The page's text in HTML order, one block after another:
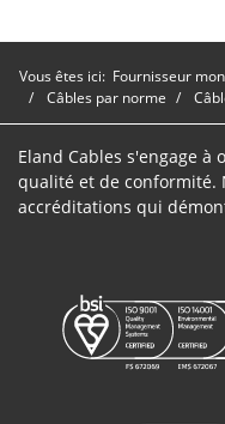
Vous êtes ici: Fournisseur
Câbles par norme
Eland Cables s'engage
qualité et de conformité.
accréditations qui